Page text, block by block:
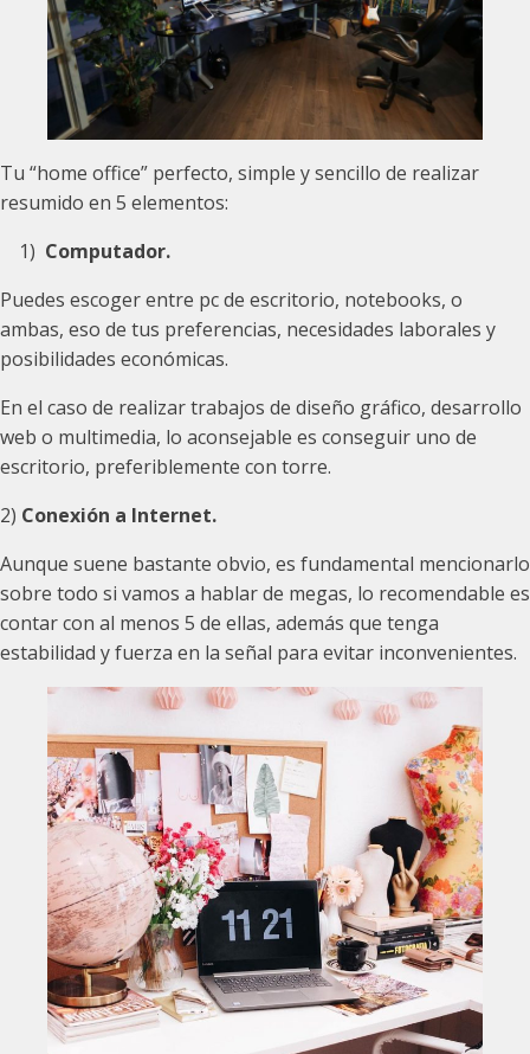
Tu “home office” perfecto, simple y sencillo de realizar
resumido en 5 elementos:
1) Computador.
Puedes escoger entre pc de escritorio, notebooks, o
ambas, eso de tus preferencias, necesidades laborales y
posibilidades económicas.
En el caso de realizar trabajos de diseño gráfico, desarrollo
web o multimedia, lo aconsejable es conseguir uno de
escritorio, preferiblemente con torre.
2) Conexión a Internet.
Aunque suene bastante obvio, es fundamental mencionarlo
sobre todo si vamos a hablar de megas, lo recomendable es
contar con al menos 5 de ellas, además que tenga
estabilidad y fuerza en la señal para evitar inconvenientes.